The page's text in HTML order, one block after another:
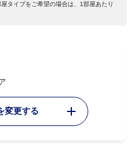
タイプをご希望の場合は、1部屋あたり
変更する